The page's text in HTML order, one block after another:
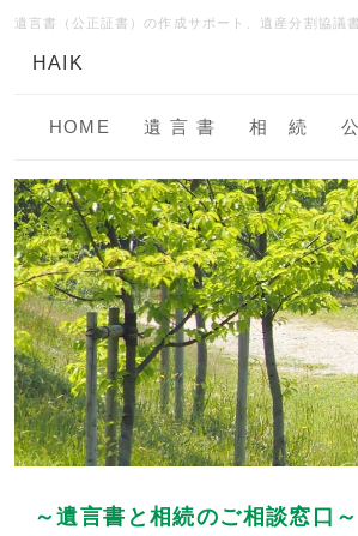
遺言書（公正証書）の作成サポート、遺産分割協議
HAIK
HOME 遺 言 書 相 続
～遺言書と相続のご相談窓口～